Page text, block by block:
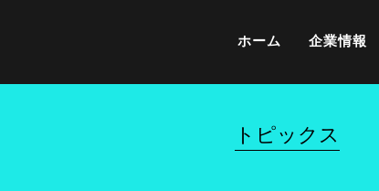
ホーム 企業情報
トピックス